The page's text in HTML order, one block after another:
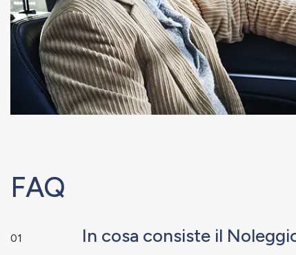
FAQ
01 In cosa consiste il